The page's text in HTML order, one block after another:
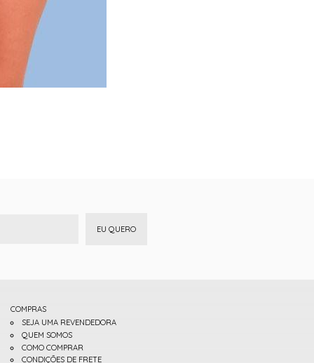
EU QUERO
COMPRAS
SEJA UMA REVENDEDORA
QUEM SOMOS
COMO COMPRAR
CONDIÇÕES DE FRETE